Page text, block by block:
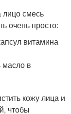
лицо смесь
очень просто:
витамина
масло в
кожу лица и
чтобы